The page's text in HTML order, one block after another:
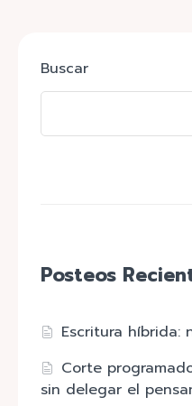
Buscar
Posteos
Escritura híbrida:
Corte
sin delegar el